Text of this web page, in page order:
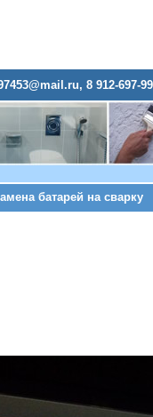
8 912-697-
батарей на сварку